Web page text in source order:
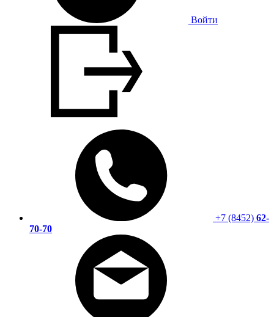
Войти
+7 (8452) 62-
70-70